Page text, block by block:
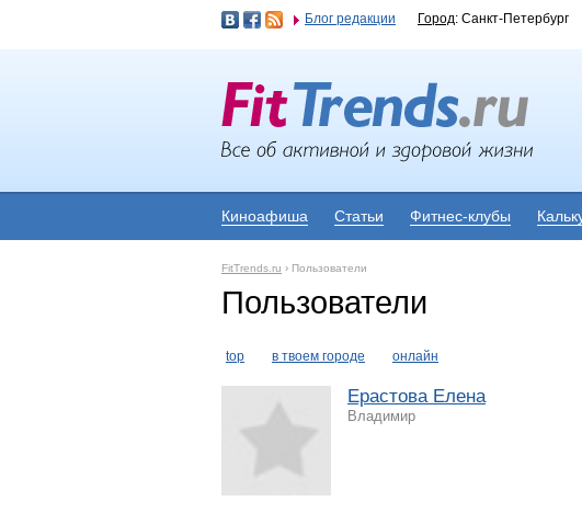
Блог редакции Город: Санкт-Петербург
Киноафиша Статьи Фитнес-клубы
FitTrends.ru › Пользователи
Пользователи
top в твоем городе онлайн
Ерастова Елена
Владимир